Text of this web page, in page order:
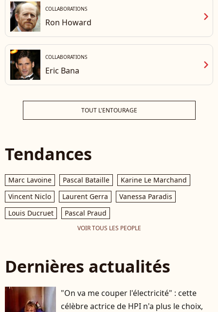
COLLABORATIONS
Ron Howard chevron_right
COLLABORATIONS
Eric Bana chevron_right
TOUT L'ENTOURAGE
Tendances
Marc Lavoine Pascal Bataille
Karine Le Marchand
Vincent Niclo
Laurent Gerra
Vanessa Paradis
Louis Ducruet
Pascal Praud
VOIR TOUS LES PEOPLE
Dernières actualités
"On va me couper l'électricité" : cette
célèbre actrice de HPI n'a plus le choix,